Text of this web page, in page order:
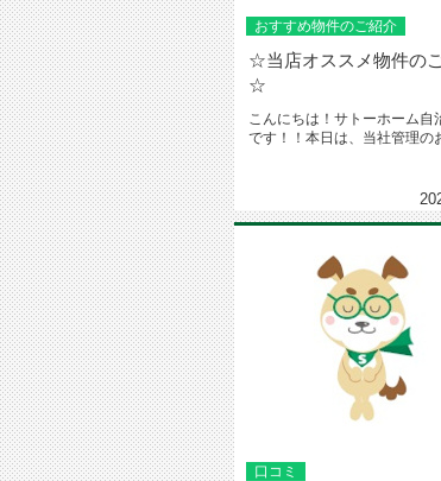
おすすめ物件のご紹介
☆当店オススメ物件の
☆
こんにちは！サトーホーム自
です！！本日は、当社管理の
口コミ